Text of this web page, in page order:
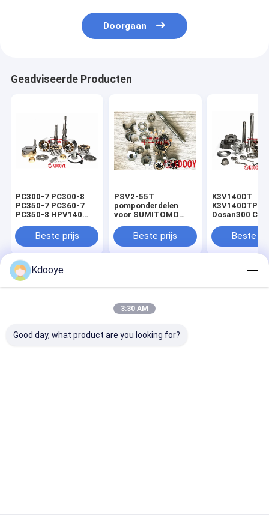
Doorgaan
Geadviseerde Producten
PC300-7 PC300-8
PC350-7 PC360-7
PC350-8 HPV140
Pompondelen Block
Hoofdas Piston
Kit
Beste prijs
PSV2-55T
pomponderdelen
voor SUMITOMO
sh120 blok
zuigerlagerschuifdoos
Beste prijs
K3V140DT
K3V140DTP
Dosan300
Block Set
H3v140dt
Beste
ons
ons
Site
Sitemap
Privacy Policy
Rights Reserved.
Kdooye
3:30 AM
Good day, what product are you looking for?